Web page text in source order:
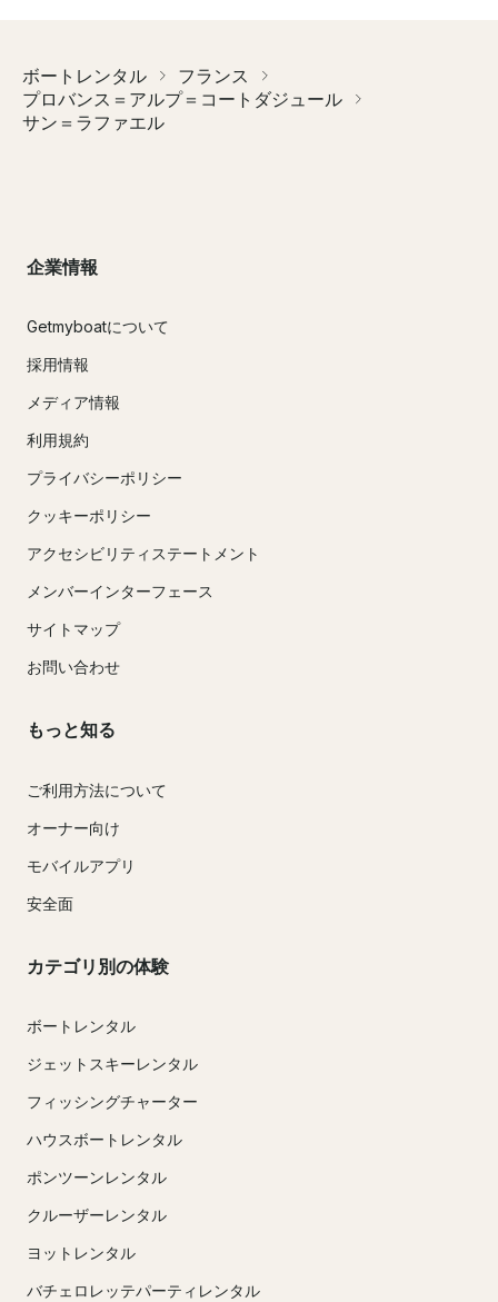
ボートレンタル
フランス
プロバンス＝アルプ＝コートダジュール
サン＝ラファエル
企業情報
Getmyboatについて
採用情報
メディア情報
利用規約
プライバシーポリシー
クッキーポリシー
アクセシビリティステートメント
メンバーインターフェース
サイトマップ
お問い合わせ
もっと知る
ご利用方法について
オーナー向け
モバイルアプリ
安全面
カテゴリ別の体験
ボートレンタル
ジェットスキーレンタル
フィッシングチャーター
ハウスボートレンタル
ポンツーンレンタル
クルーザーレンタル
ヨットレンタル
バチェロレッテパーティレンタル